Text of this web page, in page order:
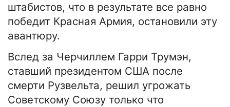
штабистов, что в результате все равно
победит Красная Армия, остановили эту
авантюру.
Вслед за Черчиллем Гарри Трумэн,
ставший президентом США после
смерти Рузвельта, решил угрожать
Советскому Союзу только что